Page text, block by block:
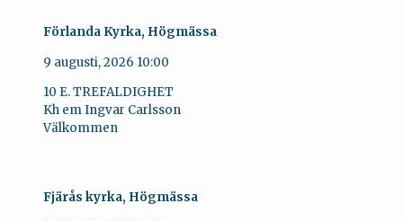
Förlanda Kyrka, Högmässa
9 augusti, 2026 10:00
10 E. TREFALDIGHET
Kh em Ingvar Carlsson
Välkommen
Fjärås kyrka, Högmässa